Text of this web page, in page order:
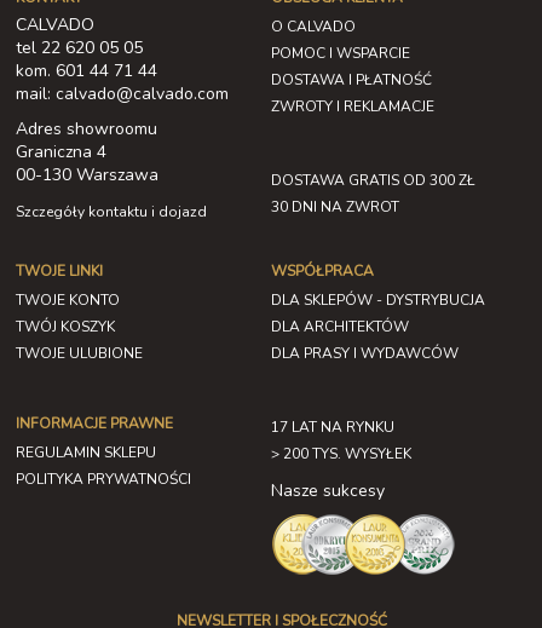
CALVADO
tel 22 620 05 05
kom. 601 44 71 44
mail: calvado@calvado.com
Adres showroomu
Graniczna 4
00-130 Warszawa
Szczegóły kontaktu i dojazd
O CALVADO
POMOC I WSPARCIE
DOSTAWA I PŁATNOŚĆ
ZWROTY I REKLAMACJE
DOSTAWA GRATIS OD 300 ZŁ
30 DNI NA ZWROT
TWOJE LINKI
TWOJE KONTO
TWÓJ KOSZYK
TWOJE ULUBIONE
INFORMACJE PRAWNE
REGULAMIN SKLEPU
POLITYKA PRYWATNOŚCI
WSPÓŁPRACA
DLA SKLEPÓW - DYSTRYBUCJA
DLA ARCHITEKTÓW
DLA PRASY I WYDAWCÓW
17 LAT NA RYNKU
> 200 TYS. WYSYŁEK
Nasze sukcesy
NEWSLETTER I SPOŁECZNOŚĆ